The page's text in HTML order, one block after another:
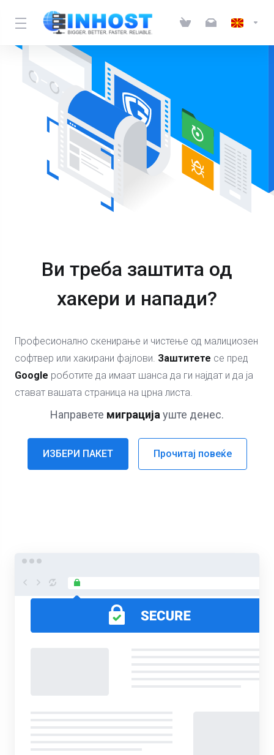
Ви треба заштита од
хакери и напади?
Професионално скенирање и чистење од малициозен
софтвер или хакирани фајлови. Заштитете се пред
Google роботите да имаат шанса да ги најдат и да ја
стават вашата страница на црна листа.
Направете миграција уште денес.
ИЗБЕРИ ПАКЕТ Прочитај повеќе